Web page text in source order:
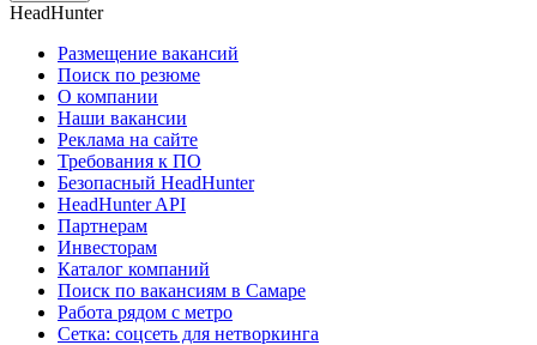
HeadHunter
Размещение вакансий
Поиск по резюме
О компании
Наши вакансии
Реклама на сайте
Требования к ПО
Безопасный HeadHunter
HeadHunter API
Партнерам
Инвесторам
Каталог компаний
Поиск по вакансиям в Самаре
Работа рядом с метро
Сетка: соцсеть для нетворкинга